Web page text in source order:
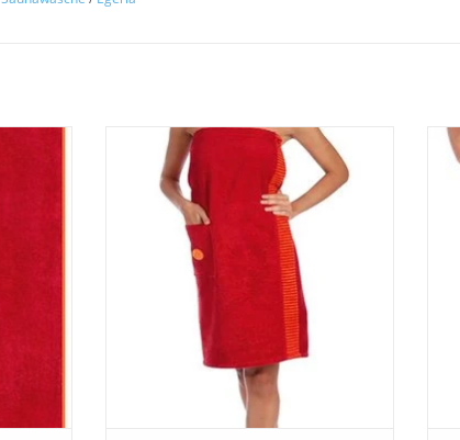
Walkfrottee, 100% Baumwolle, Flächengewicht in g/m²: ca.
60°C - Maschinenwäsche
Geprüfte Qualität - dieser Artikel untersteht laufenden
Qualitätssicherung und ist nach Öko-Tex-Standard 100
Schönes Egeria Saunakilt Ben aus feinem
Walkfrottier mit einer Einfassung gewebter
Streifen Fb.grau. Onesize
ZUM WARENKORB HINZUFÜGEN